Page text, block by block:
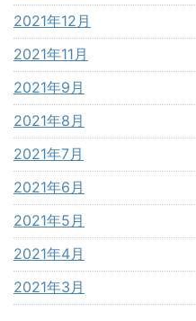
2021年12月
2021年11月
2021年9月
2021年8月
2021年7月
2021年6月
2021年5月
2021年4月
2021年3月